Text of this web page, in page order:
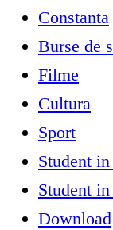
Constanta
Burse de
Filme
Cultura
Sport
Student
Student
Download